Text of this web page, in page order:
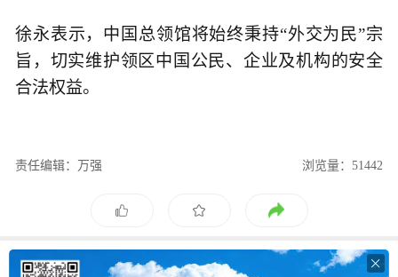
徐永表示，中国总领馆将始终秉持“外交为民”宗
旨，切实维护领区中国公民、企业及机构的安全
合法权益。
责任编辑：万强 浏览量：51442
